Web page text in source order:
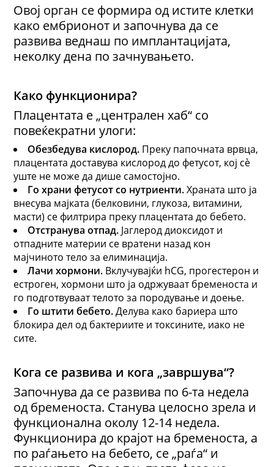
Овој орган се формира од истите клетки
како ембрионот и започнува да се
развива веднаш по имплантацијата,
неколку дена по зачнувањето.
Како функционира?
Плацентата е „централен хаб“ со
повеќекратни улоги:
Обезбедува кислород. Преку папочната врвца,
плацентата доставува кислород до фетусот, кој сè
уште не може да дише самостојно.
Го храни фетусотсо нутриенти.Храната што ја
внесува мајката (белковини, глукоза, витамини,
масти) се филтрира преку плацентата до бебето.
Отстранува отпад. Јаглерод диоксидот и
отпадните материи се вратени назад кон
мајчиното тело за елиминација.
Лачи хормони. Вклучувајќи hCG, прогестерон и
естроген, хормони што ја одржуваат бременоста и
го подготвуваат телото за породување и доење.
Го штити бебето.Делува како бариера што
блокира дел од бактериите и токсините, иако не
сите.
Кога се развива и кога „завршува“?
Започнува да се развива по 6-та недела
од бременоста. Станува целосно зрела и
функционална околу 12-14 недела.
Функционира до крајот на бременоста, а
по раѓањето на бебето, се „раѓа“ и